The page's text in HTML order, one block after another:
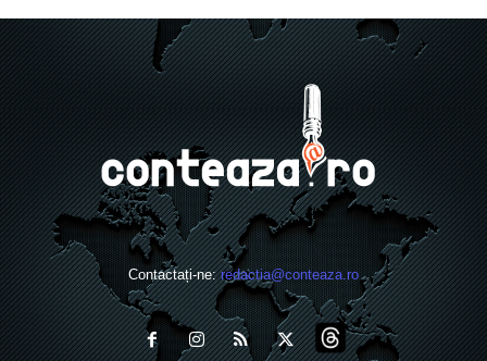
Contactați-ne:redactia@conteaza.ro